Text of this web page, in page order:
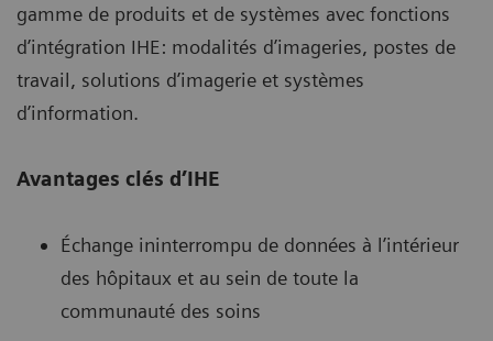
gamme de produits et de systèmes avec fonctions
d’intégration IHE: modalités d’imageries, postes de
travail, solutions d’imagerie et systèmes
d’information.
Avantages clés d’IHE
Échange ininterrompu de données à l’intérieur
des hôpitaux et au sein de toute la
communauté des soins